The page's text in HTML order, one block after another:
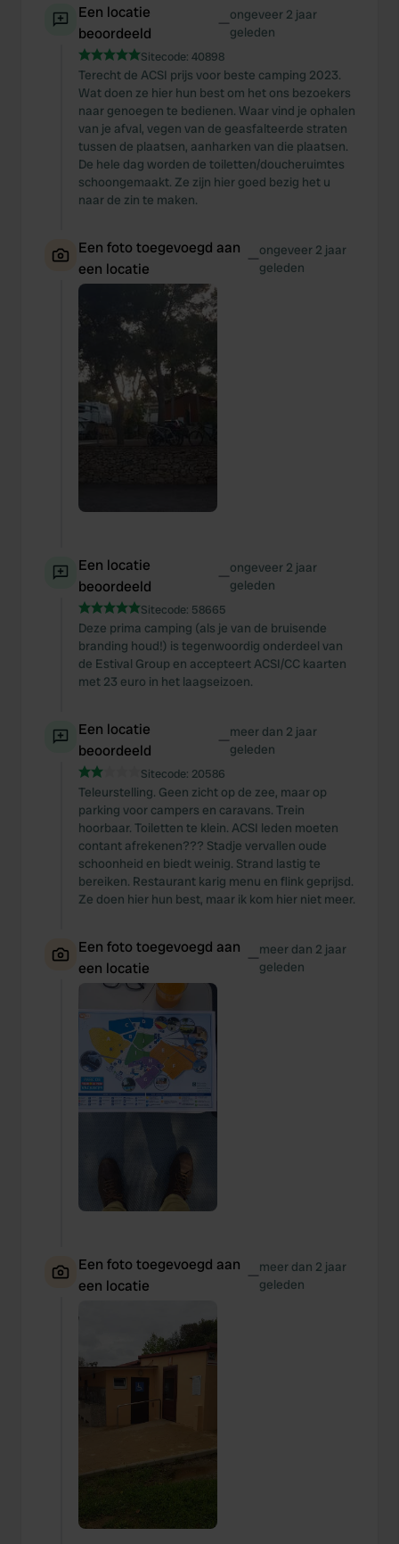
Een locatie
beoordeeld
—ongeveer 2 jaar
geleden
Sitecode: 40898
Terecht de ACSI prijs voor beste camping 2023.
Wat doen ze hier hun best om het ons bezoekers
naar genoegen te bedienen. Waar vind je ophalen
van je afval, vegen van de geasfalteerde straten
tussen de plaatsen, aanharken van die plaatsen.
De hele dag worden de toiletten/doucheruimtes
schoongemaakt. Ze zijn hier goed bezig het u
naar de zin te maken.
Een foto toegevoegd aan
een locatie
—ongeveer 2 jaar
geleden
Een locatie
beoordeeld
—ongeveer 2 jaar
geleden
Sitecode: 58665
Deze prima camping (als je van de bruisende
branding houd!) is tegenwoordig onderdeel van
de Estival Group en accepteert ACSI/CC kaarten
met 23 euro in het laagseizoen.
Een locatie
beoordeeld
—meer dan 2 jaar
geleden
Sitecode: 20586
Teleurstelling. Geen zicht op de zee, maar op
parking voor campers en caravans. Trein
hoorbaar. Toiletten te klein. ACSI leden moeten
contant afrekenen??? Stadje vervallen oude
schoonheid en biedt weinig. Strand lastig te
bereiken. Restaurant karig menu en flink geprijsd.
Ze doen hier hun best, maar ik kom hier niet meer.
Een foto toegevoegd aan
een locatie
—meer dan 2 jaar
geleden
Een foto toegevoegd aan
een locatie
—meer dan 2 jaar
geleden